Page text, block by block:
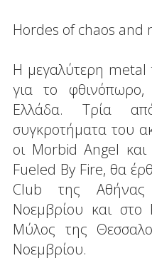
Hordes of chaos and
Η μεγαλύτερη metal
για το
Ελλάδα. Τρία
συγκροτήματα του
οι Morbid Angel
Fueled By Fire, θα
Club της
Νοεμβρίου και
Μύλος της
Νοεμβρίου.